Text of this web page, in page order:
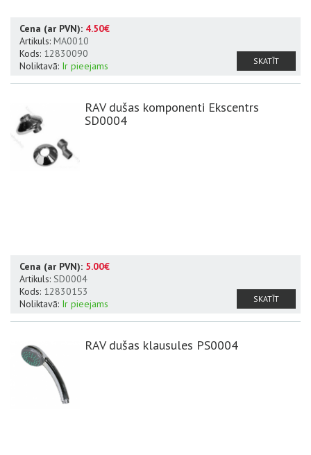
Cena (ar PVN): 4.50€
Artikuls: MA0010
Kods: 12830090
Noliktavā: Ir pieejams SKATĪT
RAV dušas komponenti Ekscentrs
SD0004
Cena (ar PVN): 5.00€
Artikuls: SD0004
Kods: 12830153
Noliktavā: Ir pieejams SKATĪT
RAV dušas klausules PS0004